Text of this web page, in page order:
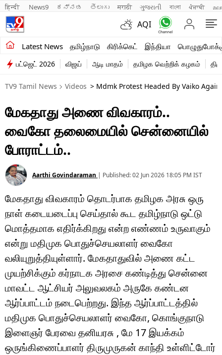
हिन्दी News9 ಕನ್ನಡ తెలుగు मराठी ગુજરાતી বাংলা ਪੰਜਾਬੀ
AQI
Latest News தமிழ்நாடு கிரிக்கெட் இந்தியா
சமீபத்திய செய்திகள்
தமிழ்நாடு
இந்தியா
உலகம்
விளையாட்டு
பொழுதுபோக்கு
லைஃப்ஸ்டைல்
வணிகம்
டெக்னாலஜி
ஆன்மீகம்
வைரல்
ஹெஃல்த்
ஷார்ட் வீடியோஸ்
வலை கதைகள்
பட்ஜெட் 2026 விஜய் ஆடி மாதம் தமிழக வெற்றிக் கழகம்
TV9 Tamil News Videos > Mdmk Protest Headed By Vaiko
மேகதாது அணை விவகாரம்..
வைகோ தலைமையில் சென்னையில்
போராட்டம்..
Aarthi Govindaraman | Published:02 Jun 2026 18:05 PM IST
மேகதாது விவகாரம் தொடர்பாக தமிழக அரசு ஒரு
நாள் கடையடைப்பு செய்தால் கூட தமிழ்நாடு ஒட்டு
மொத்தமாக எதிர்க்கிறது என்ற எண்ணம் உருவாகும்
என்று மதிமுக பொதுச்செயலாளர் வைகோ
வலியுறுத்தியுள்ளார். மேகதாதுவில் அணை கட்ட
முயற்சிக்கும் கர்நாடக அரசை கண்டித்து சென்னை
மாவட்ட ஆட்சியர் அலுவலகம் அருகே கண்டன
ஆர்ப்பாட்டம் நடைபெற்றது. இந்த ஆர்ப்பாட்டத்தில்
மதிமுக பொதுச்செயலாளர் வைகோ, கொங்குநாடு
இளைஞர் பேரவை தனியரசு , மே 17 இயக்கம்
ஒருங்கிணைப்பாளர் திருமுருகன் காந்தி உள்ளிட்டோர்